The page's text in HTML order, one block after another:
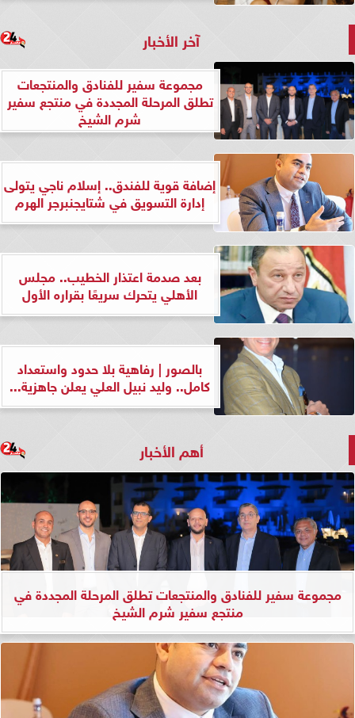
آخر الأخبار
مجموعة سفير للفنادق والمنتجعات
تطلق المرحلة المجددة في منتجع سفير
شرم الشيخ
إضافة قوية للفندق.. إسلام ناجي يتولى
إدارة التسويق في شتايجنبرجر الهرم
بعد صدمة اعتذار الخطيب.. مجلس
الأهلي يتحرك سريعًا بقراره الأول
بالصور | رفاهية بلا حدود واستعداد
كامل.. وليد نبيل العلي يعلن جاهزية...
أهم الأخبار
مجموعة سفير للفنادق والمنتجعات تطلق المرحلة المجددة في
منتجع سفير شرم الشيخ